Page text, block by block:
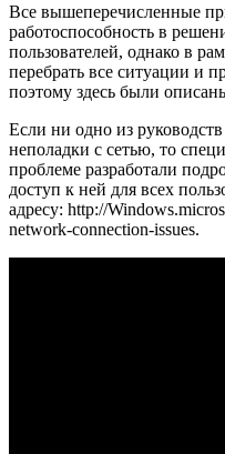
Все вышеперечисленные
работоспособность в
пользователей, однако в
перебрать все ситуации и
поэтому здесь были
Если ни одно из
неполадки с сетью, то
проблеме разработали
доступ к ней для всех
адресу: http://
network-connection-issues.